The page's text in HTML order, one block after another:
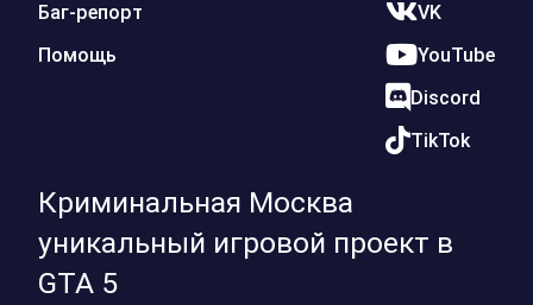
Криминальная Москва
уникальный игровой проект в
GTA 5
Баг-репорт
Помощь
VK
YouTube
Discord
TikTok